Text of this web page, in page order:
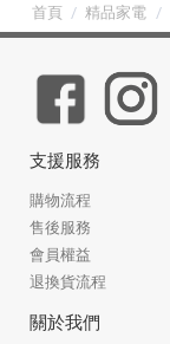
首頁 / 精品家電 /
支援服務
購物流程
售後服務
會員權益
退換貨流程
關於我們